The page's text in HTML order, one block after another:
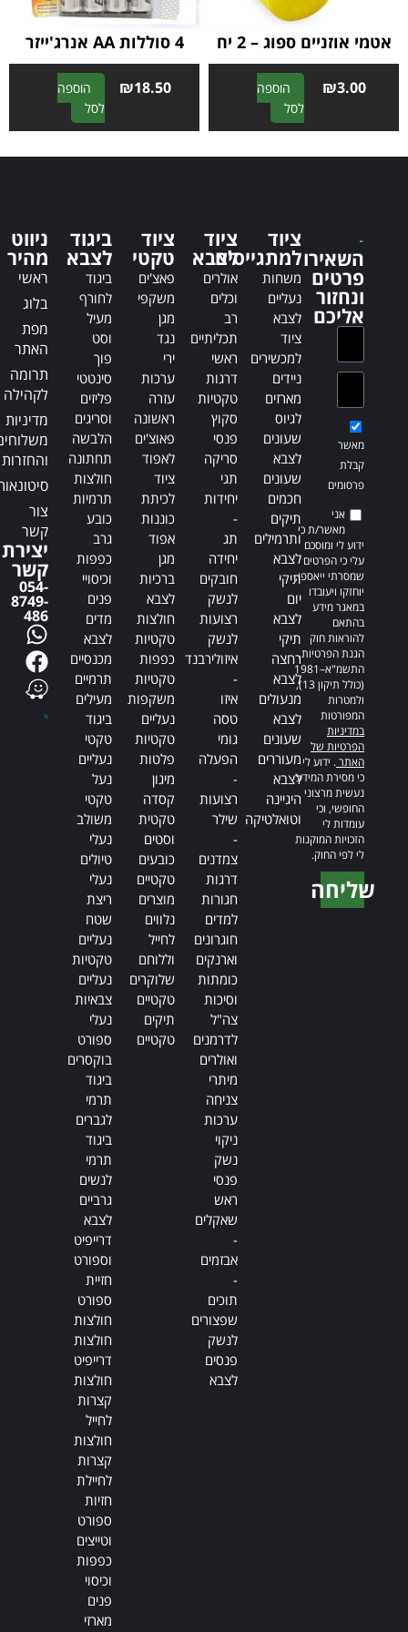
e
:
אטמי אוזניים ספוג – 2 יח
₪3.00
הוספה
לסל
A
l
t
i
v
e
4 סוללות AA אנרג'ייזר
₪18.50
הוספה
לסל
A
l
t
i
השאירו
פרטים
ונחזור
אליכם
מאשר
קבלת
פרסומים
אני
מאשר/ת כי
ידוע לי ומוסכם
עלי כי הפרטים
שמסרתי ייאספו,
יוחזקו ויעובדו
במאגר מידע
בהתאם
להוראות חוק
הגנת הפרטיות,
התשמ"א–1981
(כולל תיקון 13),
ולמטרות
המפורטות
במדיניות
הפרטיות של
האתר. ידוע לי
כי מסירת המידע
נעשית מרצוני
החופשי, וכי
עומדות לי
הזכויות המוקנות
לי לפי החוק.
שליחה
ציוד
למתגייסים
משחות
נעליים
לצבא
ציוד
למכשירים
ניידים
מארזים
לגיוס
שעונים
לצבא
שעונים
חכמים
תיקים
ותרמילים
לצבא
תיקי
יום
לצבא
תיקי
רחצה
לצבא
מנעולים
לצבא
שעונים
מעוררים
לצבא
היגיינה
וטואלטיקה
ציוד
לצבא
אולרים
וכלים
רב
תכליתיים
ראשי
דרגות
טקטיות
סקוץ
פנסי
סריקה
תגי
יחידות
-
תג
יחידה
חובקים
לנשק
רצועות
לנשק
איזולירבנד
-
איזו
טסה
גומי
הפעלה
-
רצועות
שילר
-
צמדנים
דרגות
חגורות
למדים
חוגרונים
וארנקים
כומתות
וסיכות
צה"ל
לדרמנים
ואולרים
מיתרי
צניחה
ערכות
ניקוי
נשק
פנסי
ראש
שאקלים
-
אבזמים
-
תוכים
שפצורים
לנשק
פנסים
לצבא
ציוד
טקטי
פאצ'ים
משקפי
מגן
נגד
ירי
ערכות
עזרה
ראשונה
פאוצ'ים
לאפוד
ציוד
לכיתת
כוננות
אפוד
מגן
ברכיות
לצבא
חולצות
טקטיות
כפפות
טקטיות
משקפות
נעליים
טקטיות
פלטות
מיגון
קסדה
טקטית
וסטים
כובעים
טקטיים
מוצרים
נלווים
לחייל
וללוחם
שלוקרים
טקטיים
תיקים
טקטיים
ביגוד
לצבא
ביגוד
לחורף
מעיל
וסט
פוך
סינטטי
פליזים
וסריגים
הלבשה
תחתונה
חולצות
תרמיות
כובע
גרב
כפפות
וכיסויי
פנים
מדים
לצבא
מכנסיים
תרמיים
מעילים
ביגוד
טקטי
נעליים
נעל
טקטי
משולב
נעלי
טיולים
נעלי
ריצת
שטח
נעליים
טקטיות
נעליים
צבאיות
נעלי
ספורט
בוקסרים
ביגוד
תרמי
לגברים
ביגוד
תרמי
לנשים
גרביים
לצבא
דרייפיט
וספורט
חזיית
ספורט
חולצות
חולצות
דרייפיט
חולצות
קצרות
לחייל
חולצות
קצרות
לחיילת
חזיות
ספורט
וטייצים
כפפות
וכיסוי
פנים
מארזי
ניווט
מהיר
ראשי
בלוג
מפת
האתר
תרומה
לקהילה
מדיניות
והחזרות
צור
קשר
יצירת
קשר
054-
8749-
486